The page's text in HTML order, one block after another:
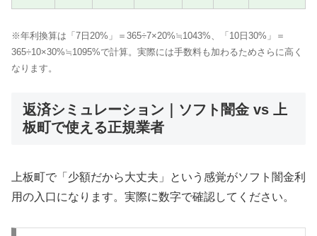
※年利換算は「7日20%」＝365÷7×20%≒1043%、「10日30%」＝
365÷10×30%≒1095%で計算。実際には手数料も加わるためさらに高く
なります。
返済シミュレーション｜ソフト闇金 vs 上
板町で使える正規業者
上板町で「少額だから大丈夫」という感覚がソフト闇金利
用の入口になります。実際に数字で確認してください。